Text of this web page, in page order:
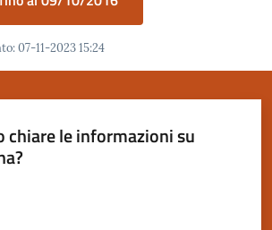
:07-11-2023 15:24
chiare le informazioni su